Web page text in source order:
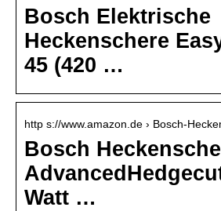
Bosch Elektrische
Heckenschere
45 (420 …
http s://www.amazon.de › Bosch-
Bosch
Watt …